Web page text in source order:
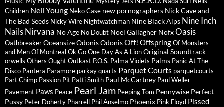
Children Neil Young Neko Case new pornographers Nick Cave and
The Bad Seeds Nicky Wire Nightwatchman Nine Black Alps Nine Inch
Nails Nirvana No Age No Doubt Noel Gallagher NofxOasis
OathbreakerOceansizeOdonis OdonisOff! OffspringOf Monsters
and MenOf MontrealOk GoOne Day As A LionOriginal Soundtrack
orwells Others OughtOutkast P.O.S. Palma Violets Palms Panic At The
Disco Pantera Paramore parkay quarts Parquet Courts parquetcourts
Part Chimp Passion Pit Patti Smith Paul McCartney Paul Weller
Pavement Paws Peace Pearl Jam Peeping Tom Pennywise Perfect
Pussy Peter Doherty Pharrell Phil Anselmo Phoenix Pink Floyd Pissed